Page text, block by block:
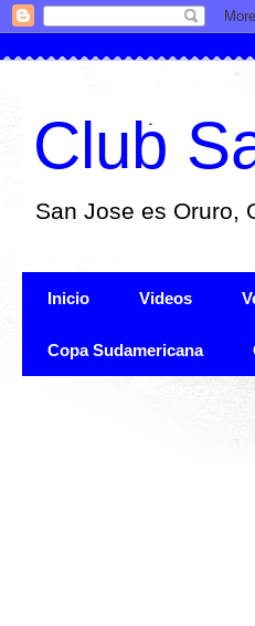
Club
San Jose es Oruro,
Inicio Videos
Copa Sudamericana